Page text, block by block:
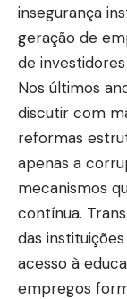
insegurança
geração de
de
Nos últimos
discutir com
reformas
apenas a
mecanismos
contínua.
das
acesso à
empregos